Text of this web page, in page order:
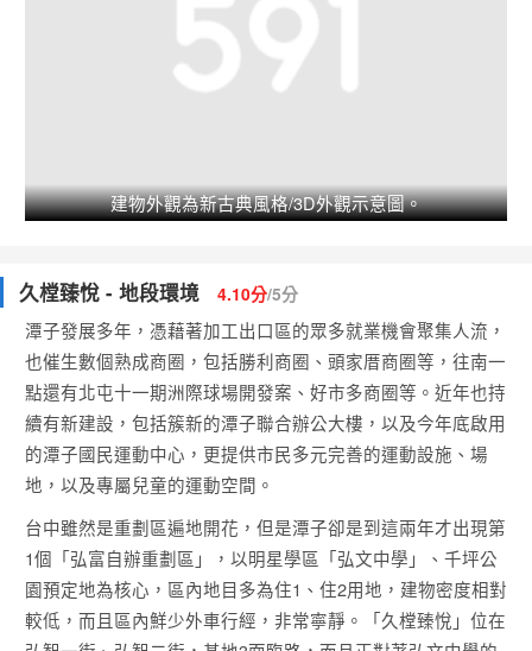
建物外觀為新古典風格/3D外觀示意圖。
久樘臻悅 - 地段環境 4.10分/5分
潭子發展多年，憑藉著加工出口區的眾多就業機會聚集人流，
也催生數個熟成商圈，包括勝利商圈、頭家厝商圈等，往南一
點還有北屯十一期洲際球場開發案、好市多商圈等。近年也持
續有新建設，包括簇新的潭子聯合辦公大樓，以及今年底啟用
的潭子國民運動中心，更提供市民多元完善的運動設施、場
地，以及專屬兒童的運動空間。
台中雖然是重劃區遍地開花，但是潭子卻是到這兩年才出現第
1個「弘富自辦重劃區」，以明星學區「弘文中學」、千坪公
園預定地為核心，區內地目多為住1、住2用地，建物密度相對
較低，而且區內鮮少外車行經，非常寧靜。「久樘臻悅」位在